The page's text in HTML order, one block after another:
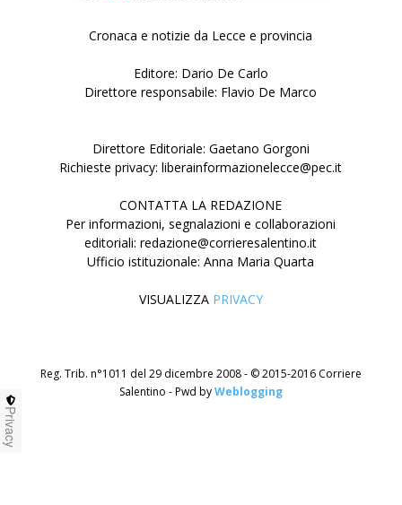
Cronaca e notizie da Lecce e provincia
Editore: Dario De Carlo
Direttore responsabile: Flavio De Marco
Direttore Editoriale: Gaetano Gorgoni
Richieste privacy: liberainformazionelecce@pec.it
CONTATTA LA REDAZIONE
Per informazioni, segnalazioni e collaborazioni
editoriali: redazione@corrieresalentino.it
Ufficio istituzionale: Anna Maria Quarta
VISUALIZZA PRIVACY
Reg. Trib. n°1011 del 29 dicembre 2008 - © 2015-2016 Corriere
Salentino - Pwd byWeblogging
Privacy